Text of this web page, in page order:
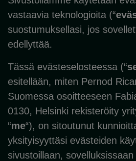
vastaavia teknologioita (“
suostumuksellasi, jos
edellyttää.
Tässä evästeselosteessa (“
esitellään, miten Pernod
Suomessa osoitteeseen
0130, Helsinki rekisteröity
“me“), on sitoutunut
yksityisyyttäsi evästeiden
sivustoillaan,